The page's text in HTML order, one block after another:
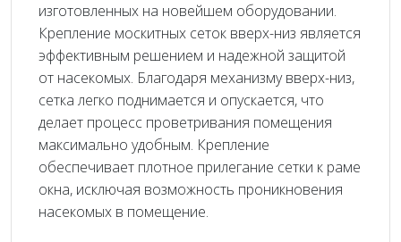
изготовленных на новейшем оборудовании.
Крепление москитных сеток вверх-низ является
эффективным решением и надежной защитой
от насекомых. Благодаря механизму вверх-низ,
сетка легко поднимается и опускается, что
делает процесс проветривания помещения
максимально удобным. Крепление
обеспечивает плотное прилегание сетки к раме
окна, исключая возможность проникновения
насекомых в помещение.